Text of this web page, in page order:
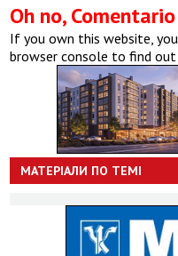
Oh no,
If you own this website,
browser console to find out
МАТЕРІАЛИ ПО ТЕМІ